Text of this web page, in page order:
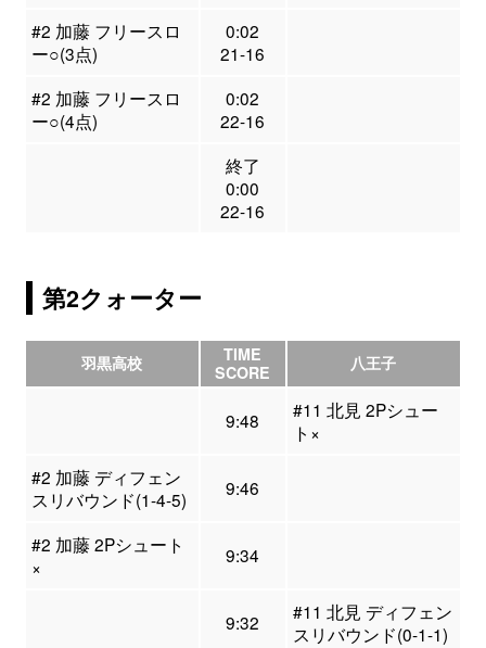
#2 加藤 フリースロ
ー○(3点)
0:02
21-16
#2 加藤 フリースロ
ー○(4点)
0:02
22-16
終了
0:00
22-16
第2クォーター
羽黒高校
TIME
SCORE
八王子
9:48
#11 北見 2Pシュー
ト×
#2 加藤 ディフェン
スリバウンド(1-4-5)
9:46
#2 加藤 2Pシュート
×
9:34
9:32
#11 北見 ディフェン
スリバウンド(0-1-1)